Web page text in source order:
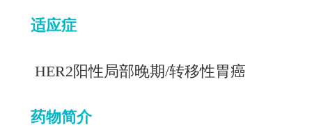
适应症
HER2阳性局部晚期/转移性胃癌
药物简介